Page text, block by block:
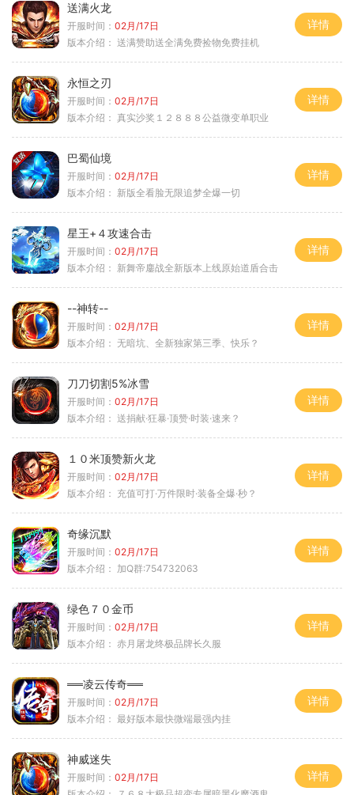
送满火龙
开服时间： 02月/17日
版本介绍： 送满赞助送全满免费捡物免费挂机
详情
永恒之刃
开服时间： 02月/17日
版本介绍： 真实沙奖１２８８８公益微变单职业
详情
巴蜀仙境
开服时间： 02月/17日
版本介绍： 新版全看脸无限追梦全爆一切
详情
星王+４攻速合击
开服时间： 02月/17日
版本介绍： 新舞帝鏖战全新版本上线原始道盾合击
详情
--神转--
开服时间： 02月/17日
版本介绍： 无暗坑、全新独家第三季、快乐？
详情
刀刀切割5%冰雪
开服时间： 02月/17日
版本介绍： 送捐献·狂暴·顶赞·时装·速来？
详情
１０米顶赞新火龙
开服时间： 02月/17日
版本介绍： 充值可打·万件限时·装备全爆·秒？
详情
奇缘沉默
开服时间： 02月/17日
版本介绍： 加Q群:754732063
详情
绿色７０金币
开服时间： 02月/17日
版本介绍： 赤月屠龙终极品牌长久服
详情
══凌云传奇══
开服时间： 02月/17日
版本介绍： 最好版本最快微端最强内挂
详情
神威迷失
开服时间： 02月/17日
详情